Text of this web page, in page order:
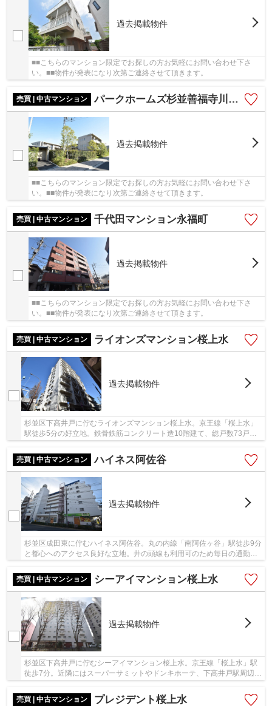
過去掲載物件
■■こちらのマンション限定でお探しの方お気軽にお問い合わせ下さ
い。■■物件が発表になり次第ご連絡させて頂きます。
売買 | 中古マンション パークホームズ杉並善福寺川緑地
過去掲載物件
■■こちらのマンション限定でお探しの方お気軽にお問い合わせ下さ
い。■■物件が発表になり次第ご連絡させて頂きます。
売買 | 中古マンション 千代田マンション永福町
過去掲載物件
■■こちらのマンション限定でお探しの方お気軽にお問い合わせ下さ
い。■■物件が発表になり次第ご連絡させて頂きます。
売買 | 中古マンション ライオンズマンション桜上水
過去掲載物件
杉並区下高井戸に佇むライオンズマンション桜上水。京王線「桜上水」
駅徒歩5分の好立地。鉄骨鉄筋コンクリート造10階建て、総戸数73戸、
昭和50年築のマンション。2016年に耐震補強工事...
売買 | 中古マンション
ハイネス阿佐谷
過去掲載物件
杉並区成田東に佇むハイネス阿佐谷。丸の内線「南阿佐ヶ谷」駅徒歩9分
と都心へのアクセス良好な立地。井の頭線も利用可のため毎日の通勤に
売買 | 中古マンション
シーアイマンション桜上水
過去掲載物件
杉並区下高井戸に佇むシーアイマンション桜上水。京王線「桜上水」駅
徒歩7分。近隣にはスーパーサミットやドンキホーテ、下高井戸駅周辺に
売買 | 中古マンション
プレジデント桜上水